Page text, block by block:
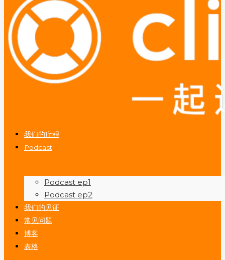
我们的疗程
Podcast
Podcast ep1
Podcast ep2
我们的见证
常见问题
博客
表格